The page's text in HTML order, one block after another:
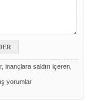
saldırı içeren,
yorumlar